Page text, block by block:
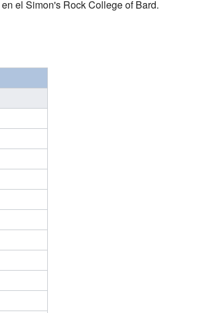
el Simon's Rock College of Bard.